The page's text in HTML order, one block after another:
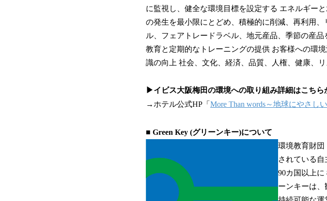
に監視し、健全な環境目標を設定する エネルギー
の発生を最小限にとどめ、積極的に削減、再利用
ル、フェアトレードラベル、地元産品、季節の産
教育と定期的なトレーニングの提供 お客様への環
識の向上 社会、文化、経済、品質、人権、健康、
▶イビス大阪梅田の環境への取り組み詳細はこちら
→ホテル公式HP「 More Than words～地球にやさし
■ Green Key (グリーンキー)について
環境教育財団
されている自
90カ国以上に
ーンキーは、